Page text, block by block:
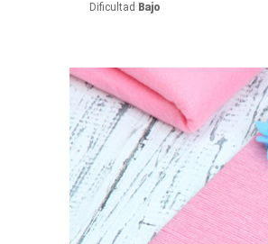
Dificultad Bajo